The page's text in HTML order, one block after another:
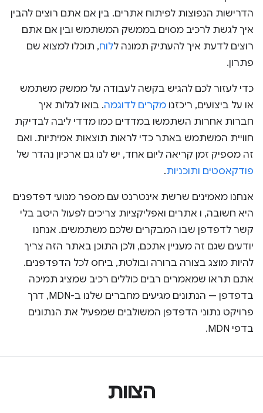
הדרישות הנפוצות לפיתוח אתרים. בין אם אתם רוצים להבין
איך לגשת לרכיב מסוים בממשק המשתמש ובין אם אתם
רוצים לדעת איך להעתיק תמונה ללוח, תוכלו למצוא שם
פתרון.
כדי לעזור לכם להגיש בקשה לעבודה על ממשק משתמש
או על ביצועים, ריכזנו מקרים לדוגמה. בואו לגלות איך
חברות אחרות השתמשו במדדים כמו מדדי ליבה לבדיקת
חוויית המשתמש באתר כדי לראות תוצאות אמיתיות. ואם
זה מספיק זמן קריאה ליום אחד, יש לנו גם ארכיון נהדר של
פודקאסטים ותוכניות.
אנחנו מאמינים שרשת אינטרנט עם מספר מנועי דפדפנים
היא חשובה, ו אתרים ואפליקציות צריכים לפעול היטב בלי
קשר לדפדפן שבו המבקרים שלכם משתמשים. אנחנו
יודעים שגם זה מעניין אתכם, ולכן התוכן באתר הזה צריך
להיות מוצג בצורה ברורה ובולטת, ביחס לכל הדפדפנים.
אתם תראו שמאמרים רבים כוללים רכיב שמציג תמיכה
בדפדפן — הנתונים מגיעים מחברים שלנו ב-MDN, דרך
פרויקט נתוני הדפדפן המשולבים שמפעיל את הנתונים
בדפי MDN.
הצוות